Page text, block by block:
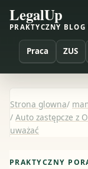
LegalUp
PRAKTYCZNY BLOG
Praca ZUS
Strona glowna/
/ Auto zastępcze z
uważać
PRAKTYCZNY